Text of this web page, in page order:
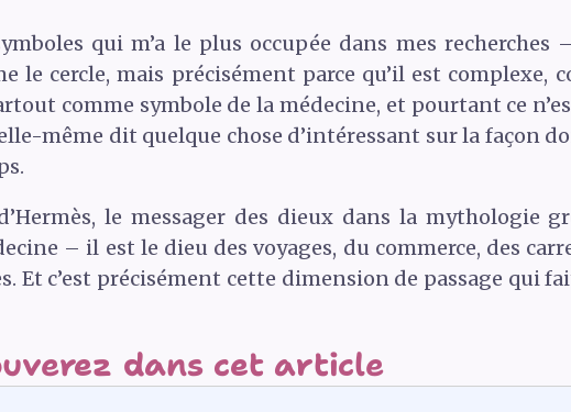
qui m’a le plus occupée dans mes recherches
le cercle, mais précisément parce qu’il est complexe,
comme symbole de la médecine, et pourtant ce
même dit quelque chose d’intéressant sur la façon
le messager des dieux dans la mythologie
– il est le dieu des voyages, du commerce, des
Et c’est précisément cette dimension de passage qui
dans cet article